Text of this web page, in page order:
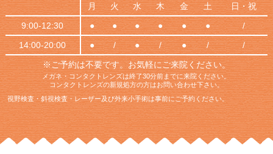
月 火 水 木 金 土
日・祝
9:00-12:30
● ● ● ● ● ●
/
14:00-20:00
● / ● / ● /
/
※ご予約は不要です。お気軽にご来院ください。
メガネ・コンタクトレンズは終了30分前までに来院ください。
コンタクトレンズの新規処方の方はお問い合わせ下さい。
視野検査・斜視検査・レーザー及び外来小手術は事前にご予約ください。